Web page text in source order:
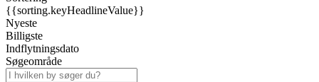
{{sorting.keyHeadlineValue}}
Nyeste
Billigste
Indflytningsdato
Søgeområde